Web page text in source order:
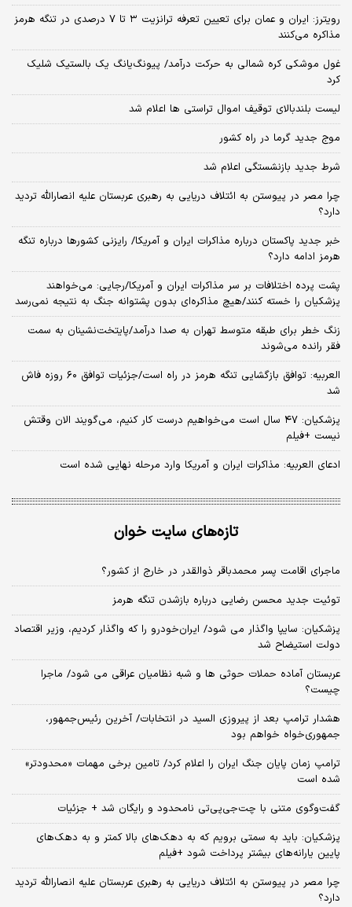
رویترز: ایران و عمان برای تعیین تعرفه ترانزیت ۳ تا ۷ درصدی در تنگه هرمز
مذاکره می‌کنند
غول موشکی کره شمالی به حرکت درآمد/ پیونگ‌یانگ یک بالستیک شلیک
کرد
لیست بلندبالای توقیف اموال تراستی ها اعلام شد
موج جدید گرما در راه کشور
شرط جدید بازنشستگی اعلام شد
چرا مصر در پیوستن به ائتلاف دریایی به رهبری عربستان علیه انصارالله تردید
دارد؟
خبر جدید پاکستان درباره مذاکرات ایران و آمریکا/ رایزنی کشورها درباره تنگه
هرمز ادامه دارد؟
پشت پرده اختلافات بر سر مذاکرات ایران و آمریکا/رجایی: می‌خواهند
پزشکیان را خسته کنند/هیچ مذاکره‌ای بدون پشتوانه جنگ به نتیجه نمی‌رسد
زنگ خطر برای طبقه متوسط تهران به صدا درآمد/پایتخت‌نشینان به سمت
فقر رانده می‌شوند
العربیه: توافق بازگشایی تنگه هرمز در راه است/جزئیات توافق ۶۰ روزه فاش
شد
پزشکیان: ۴۷ سال است می‌خواهیم درست کار کنیم، می‌گویند الان وقتش
نیست +فیلم
ادعای العربیه: مذاکرات ایران و آمریکا وارد مرحله نهایی شده است
تازه‌های سایت خوان
ماجرای اقامت پسر محمدباقر ذوالقدر در خارج از کشور؟
توئیت جدید محسن رضایی درباره بازشدن تنگه هرمز
پزشکیان: سایپا واگذار می شود/ ایران‌خودرو را که واگذار کردیم، وزیر اقتصاد
دولت استیضاح شد
عربستان آماده حملات حوثی ها و شبه نظامیان عراقی می شود/ ماجرا
چیست؟
هشدار ترامپ بعد از پیروزی السید در انتخابات/ آخرین رئیس‌جمهور،
جمهوری‌خواه خواهم بود
ترامپ زمان پایان جنگ ایران را اعلام کرد/ تامین برخی مهمات «محدودتر»
شده است
گفت‌وگوی متنی با چت‌جی‌پی‌تی نامحدود و رایگان شد + جزئیات
پزشکیان: باید به سمتی برویم که به دهک‌های بالا کمتر و به دهک‌های
پایین یارانه‌های بیشتر پرداخت شود +فیلم
چرا مصر در پیوستن به ائتلاف دریایی به رهبری عربستان علیه انصارالله تردید
دارد؟